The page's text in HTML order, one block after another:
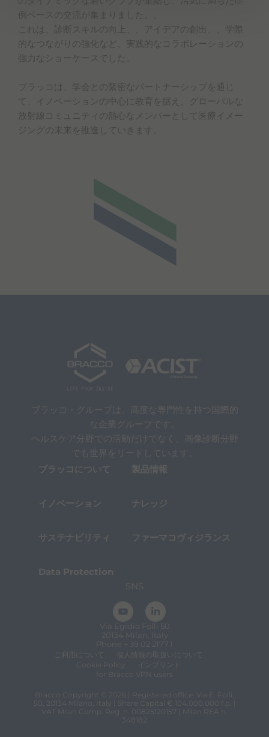
例ベースの交流が集まりました。。
これは、診断スキルの向上、、アイデアの創出、、学際
的なつながりの強化など、実践的なコラボレーションの
強力なショーケースでした。
ブラッコは、学会との緊密なパートナーシップを通じ
て、イノベーションの中心に教育を据え、グローバルな
放射線コミュニティの熱心なメンバーとして医療イメー
ジングの未来を推進していきます。
ブラッコ・グループは、高度な専門性を持つ国際的
な企業グループです。
ヘルスケア分野での活動だけでなく、画像診断分野
でも世界をリードしています。
ブラッコについて
製品情報
イノベーション ナレッジ
サステナビリティ ファーマコヴィジランス
Data Protection
SNS
Via Egidio Folli 50
20134 Milan, Italy
Phone + 39 02 2177.1
ご利用について
個人情報の取扱いについて
Cookie Policy
インプリント
for Bracco VPN users
Bracco Copyright © 2026 | Registered office: Via E. Folli,
50, 20134 Milano, Italy | Share Capital € 104.000.000 f.p. |
VAT Milan Comp. Reg. n. 00825120157 | Milan REA n.
348182